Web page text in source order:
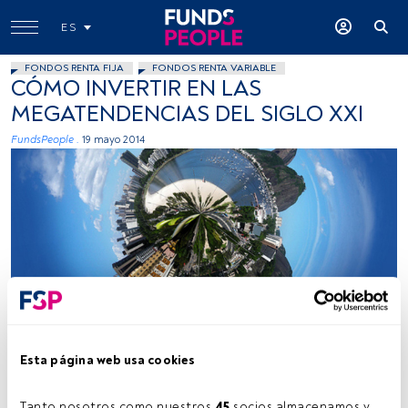
Esta página web usa cookies
ES
FONDOS RENTA FIJA FONDOS RENTA VARIABLE
CÓMO INVERTIR EN LAS
MEGATENDENCIAS DEL SIGLO XXI
FundsPeople . 19 mayo 2014
.S, Flickr, Creative Commons